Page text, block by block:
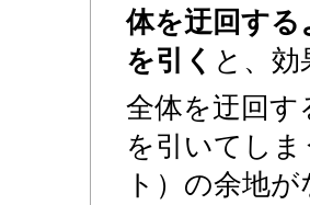
体を迂回する
を引く と、
全体を迂回す
を引いてし
ト）の余地